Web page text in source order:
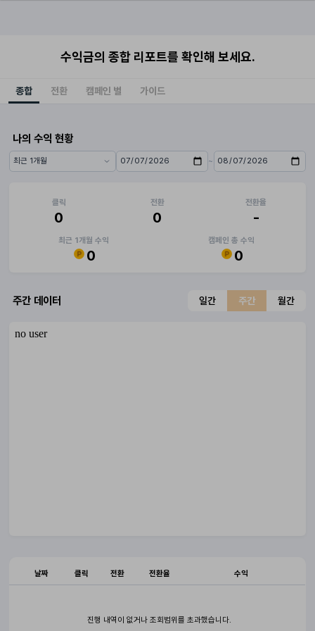
수익금의 종합 리포트를 확인해 보세요.
종합 전환 캠페인 별 가이드
나의 수익 현황
기간 프리셋 시작일 ~
종료일
클릭
0
전환
0
전환율
-
최근 1개월 수익
0
캠페인 총 수익
0
주간 데이터 일간 주간 월간
날짜 클릭 전환 전환율 수익
진행 내역이 없거나 조회범위를 초과했습니다.